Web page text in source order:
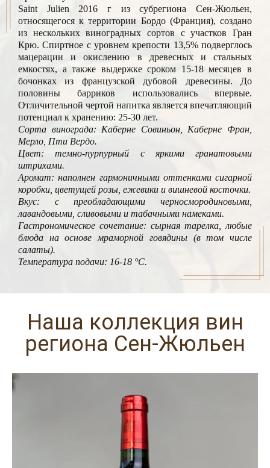
Saint Julien 2016 г из субрегиона Сен-Жюльен,
относящегося к территории Бордо (Франция), создано
из нескольких виноградных сортов с участков Гран
Крю. Спиртное с уровнем крепости 13,5% подверглось
мацерации и окислению в древесных и стальных
емкостях, а также выдержке сроком 15-18 месяцев в
бочонках из французской дубовой древесины. До
половины барриков использовались впервые.
Отличительной чертой напитка является впечатляющий
потенциал к хранению: 25-30 лет.
Сорта винограда: Каберне Совиньон, Каберне Фран,
Мерло, Пти Вердо.
Цвет: темно-пурпурный с яркими гранатовыми
штрихами.
Аромат: наполнен гармоничными оттенками сигарной
коробки, цветущей розы, ежевики и вишневой косточки.
Вкус: с преобладающими черносмородиновыми,
лавандовыми, сливовыми и табачными намеками.
Гастрономическое сочетание: сырная тарелка, любые
блюда на основе мраморной говядины (в том числе
салаты).
Температура подачи: 16-18 °C.
Наша коллекция вин
региона Сен-Жюльен